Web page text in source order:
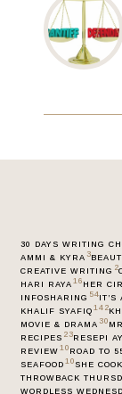
30 DAYS WRITING
AMMI & KYRA 3
CREATIVE WRITING 2
HARI RAYA 16 HER
INFOSHARING 54IT’S
KHALIF SYAFIQ 142
MOVIE & DRAMA 30
RECIPES 23RESEPI
REVIEW 10 ROAD TO
SEAFOOD 10 SHE
THROWBACK
WORDLESS